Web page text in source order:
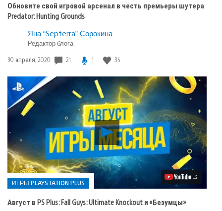
Обновите свой игровой арсенал в честь премьеры шутера
Predator: Hunting Grounds
Яна “Septerra” Сорокина
Редактор блога
Дата
30 апреля, 2020 21 1 35
Воспроизвести
видео
Август
в
PS
Plus:
Fall
Guys:
Ultimate
ИГРЫ PLAYSTATION PLUS
Август в PS Plus: Fall Guys: Ultimate Knockout и «Безумцы»